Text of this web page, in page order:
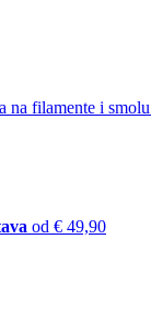
na filamente i
od € 49,90